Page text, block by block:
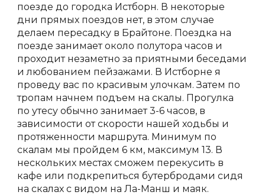
поезде до городка Истборн. В некоторые
дни прямых поездов нет, в этом случае
делаем пересадку в Брайтоне. Поездка на
поезде занимает около полутора часов и
проходит незаметно за приятными беседами
и любованием пейзажами. В Истборне я
проведу вас по красивым улочкам. Затем по
тропам начнем подъем на скалы. Прогулка
по утесу обычно занимает 3-6 часов, в
зависимости от скорости нашей ходьбы и
протяженности маршрута. Минимум по
скалам мы пройдем 6 км, максимум 13. В
нескольких местах сможем перекусить в
кафе или подкрепиться бутербродами сидя
на скалах с видом на Ла-Манш и маяк.